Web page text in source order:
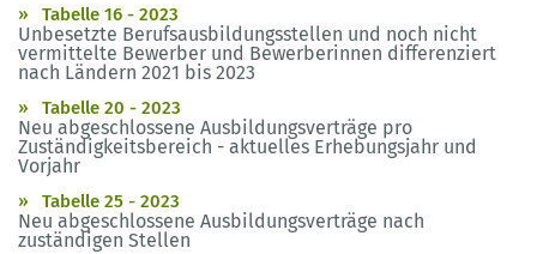
Tabelle 16 - 2023
Unbesetzte Berufsausbildungsstellen und noch nicht
vermittelte Bewerber und Bewerberinnen differenziert
nach Ländern 2021 bis 2023
Tabelle 20 - 2023
Neu abgeschlossene Ausbildungsverträge pro
Zuständigkeitsbereich - aktuelles Erhebungsjahr und
Vorjahr
Tabelle 25 - 2023
Neu abgeschlossene Ausbildungsverträge nach
zuständigen Stellen